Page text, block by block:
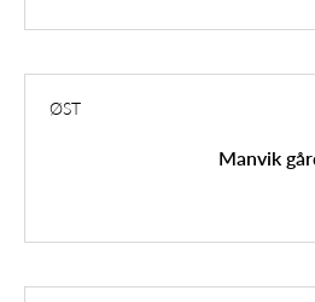
ØST
Manvik